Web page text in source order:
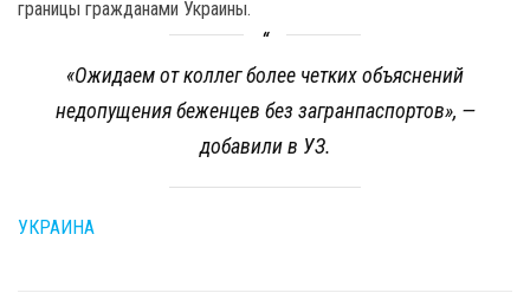
границы гражданами Украины.
«Ожидаем от коллег более четких объяснений
недопущения беженцев без загранпаспортов», —
добавили в УЗ.
УКРАИНА